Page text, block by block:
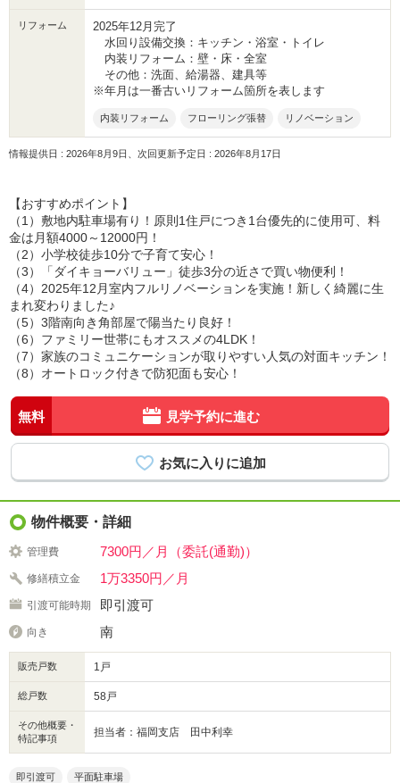
リフォーム
2025年12月完了
水回り設備交換：キッチン・浴室・トイレ
内装リフォーム：壁・床・全室
その他：洗面、給湯器、建具等
※年月は一番古いリフォーム箇所を表します
内装リフォーム フローリング張替 リノベーション
情報提供日 : 2026年8月9日、次回更新予定日 : 2026年8月17日
【おすすめポイント】
（1）敷地内駐車場有り！原則1住戸につき1台優先的に使用可、料
金は月額4000～12000円！
（2）小学校徒歩10分で子育て安心！
（3）「ダイキョーバリュー」徒歩3分の近さで買い物便利！
（4）2025年12月室内フルリノベーションを実施！新しく綺麗に生
まれ変わりました♪
（5）3階南向き角部屋で陽当たり良好！
（6）ファミリー世帯にもオススメの4LDK！
（7）家族のコミュニケーションが取りやすい人気の対面キッチン！
（8）オートロック付きで防犯面も安心！
無料 見学予約に進む
物件概要・詳細
管理費 7300円／月（委託(通勤)）
修繕積立金 1万3350円／月
引渡可能時期 即引渡可
向き 南
販売戸数 1戸
総戸数 58戸
その他概要・
特記事項
担当者：福岡支店 田中利幸
即引渡可 平面駐車場